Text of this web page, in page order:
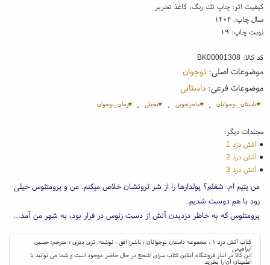
کیفیت اثر: چاپ تك رنگ، کاغذ تحریر
سال چاپ: ۱۴۰۴
نوبت چاپ: ۱۹
کد کالا:BK00001308
موضوعات اصلی:نوجوان
موضوعات فرعی:داستانی
#داستان_نوجوانان ، #ماجراجویی ، #تخیلی ، #رمان_نوجوان
مجلدات دیگر:
●آتش دزد 1
●آتش دزد 2
●آتش دزد 3
من یتیم ام. شغلم؟ پولدارها را از شر ثروتشان خلاص میکنم. من و پرومتئوس خیلی
زود با هم دوست شدیم.
پرومتئوس که به خاظر دزدیدن آتش از دست زئوس در فرار بود، به شهر من آمد...
کتاب آتش دزد ۱ ، مجموعه داستان نوجوانان ؛ ناشر: افق ؛ نوشته: تری دیری ؛ مترجم: حسین
ابراهیمی
این کالا در انبار فروشگاه آنلاین کتاب سرای اشجع در حال حاضر موجود است و شما می توانید با
اطمینان آن را بخرید.